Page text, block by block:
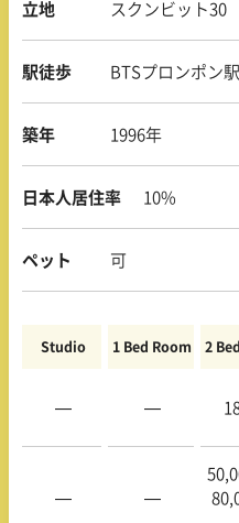
立地 スクンビット30
駅徒歩 BTSプロンポン
築年 1996年
日本人居住率 10%
ペット 可
Studio 1 Bed Room 2
— —
— —